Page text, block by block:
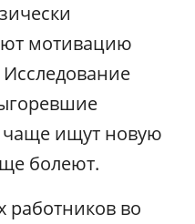
мотивацию
чаще ищут новую
болеют.
во